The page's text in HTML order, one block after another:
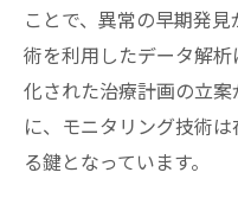
ウェアラブルデバ
ウェアラブル
心拍数や血圧
患者の運動量
データ収集とそ
ことで、異常の早期発
術を利用したデータ解
化された治療計画の立
に、モニタリング技術
る鍵となっています。